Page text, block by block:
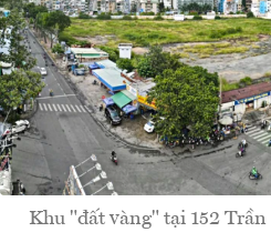
Khu "đất vàng" tại 152